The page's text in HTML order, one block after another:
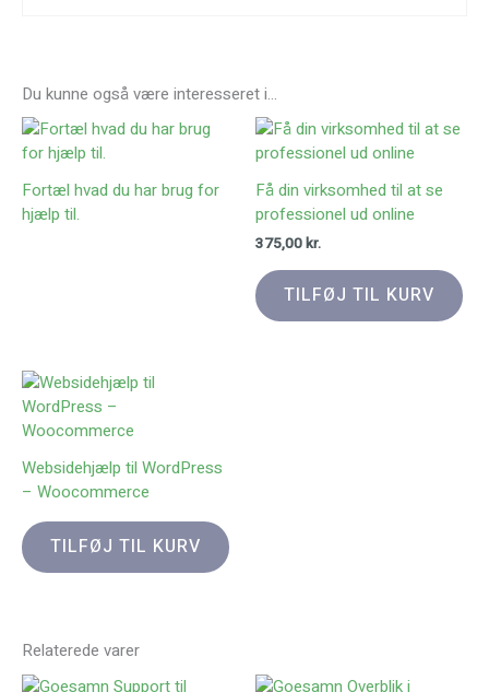
Du kunne også være interesseret i…
Fortæl hvad du har brug for
hjælp til.
Få din virksomhed til at se
professionel ud online
375,00kr.
TILFØJ TIL KURV
Websidehjælp til WordPress
– Woocommerce
TILFØJ TIL KURV
Relaterede varer